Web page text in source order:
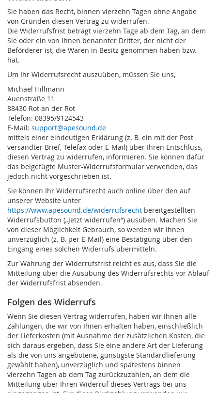
Sie haben das Recht, binnen vierzehn Tagen ohne Angabe
von Gründen diesen Vertrag zu widerrufen.
Die Widerrufsfrist beträgt vierzehn Tage ab dem Tag, an dem
Sie oder ein von Ihnen benannter Dritter, der nicht der
Beförderer ist, die Waren in Besitz genommen haben bzw.
hat.
Um Ihr Widerrufsrecht auszuüben, müssen Sie uns,
Michael Hillmann
Auenstraße 11
88430 Rot an der Rot
Telefon: 08395/9124543
E-Mail: support@apesound.de
mittels einer eindeutigen Erklärung (z. B. ein mit der Post
versandter Brief, Telefax oder E-Mail) über Ihren Entschluss,
diesen Vertrag zu widerrufen, informieren. Sie können dafür
das beigefügte Muster-Widerrufsformular verwenden, das
jedoch nicht vorgeschrieben ist.
Sie können Ihr Widerrufsrecht auch online über den auf
unserer Website unter
https://www.apesound.de/widerrufsrecht bereitgestellten
Widerrufsbutton („Jetzt widerrufen“) ausüben. Machen Sie
von dieser Möglichkeit Gebrauch, so werden wir Ihnen
unverzüglich (z. B. per E-Mail) eine Bestätigung über den
Eingang eines solchen Widerrufs übermitteln.
Zur Wahrung der Widerrufsfrist reicht es aus, dass Sie die
Mitteilung über die Ausübung des Widerrufsrechts vor Ablauf
der Widerrufsfrist absenden.
Folgen des Widerrufs
Wenn Sie diesen Vertrag widerrufen, haben wir Ihnen alle
Zahlungen, die wir von Ihnen erhalten haben, einschließlich
der Lieferkosten (mit Ausnahme der zusätzlichen Kosten, die
sich daraus ergeben, dass Sie eine andere Art der Lieferung
als die von uns angebotene, günstigste Standardlieferung
gewählt haben), unverzüglich und spätestens binnen
vierzehn Tagen ab dem Tag zurückzuzahlen, an dem die
Mitteilung über Ihren Widerruf dieses Vertrags bei uns